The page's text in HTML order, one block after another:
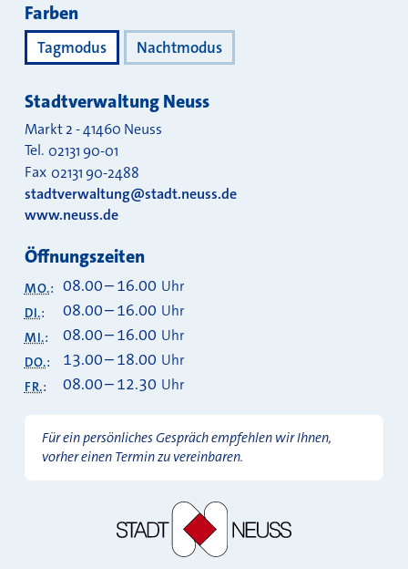
Farben
Tagmodus Nachtmodus
Stadtverwaltung Neuss
Markt 2-41460 Neuss
Tel. 02131 90-01
Fax 02131 90-2488
stadtverwaltung@stadt.neuss.de
www.neuss.de
Öffnungszeiten
MO.: 08.00–16.00 Uhr
DI.: 08.00–16.00 Uhr
MI.: 08.00–16.00 Uhr
DO.: 13.00–18.00 Uhr
FR.: 08.00–12.30 Uhr
Für ein persönliches Gespräch empfehlen wir Ihnen,
vorher einen Termin zu vereinbaren.